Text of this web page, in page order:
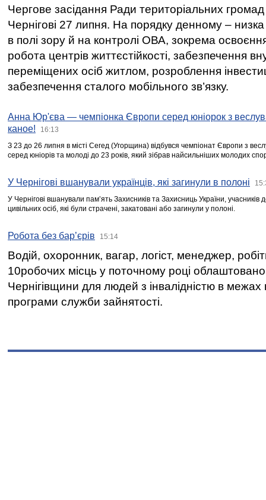
Чергове засідання Ради територіальних громад
Чернігові 27 липня. На порядку денному –
в полі зору й на контролі ОВА, зокрема освоєння
робота центрів життєстійкості, забезпечення
переміщених осіб житлом, розроблення
забезпечення сталого мобільного зв’язку.
Анна Юр'єва — чемпіонка Європи серед юніорок з
каное!
16:13
З 23 до 26 липня в місті Сегед (Угорщина) відбувся чемпіонат Європи з
серед юніорів та молоді до 23 років, який зібрав найсильніших молодих
У Чернігові вшанували українців, які загинули в полоні
У Чернігові вшанували пам’ять Захисників та Захисниць України,
цивільних осіб, які були страчені, закатовані або загинули у полоні.
Робота без бар’єрів 15:14
Водій, охоронник, вагар, логіст, менеджер,
10робочих місць у поточному році
Чернігівщини для людей з інвалідністю в межах
програми служби зайнятості.